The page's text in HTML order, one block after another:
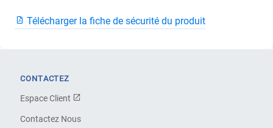
Télécharger la fiche de sécurité du produit
CONTACTEZ
Espace Client
Contactez Nous